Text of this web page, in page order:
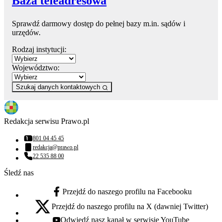
Sprawdź darmowy dostęp do pełnej bazy m.in. sądów i
urzędów.
Rodzaj instytucji:
Województwo:
Szukaj danych kontaktowych
Redakcja serwisu Prawo.pl
Numer telefonu:
801 04 45 45
Adres email:
redakcja@prawo.pl
Numer telefonu:
22 535 88 00
Śledź nas
facebook - otwiera się w nowej karcie
Przejdź do naszego profilu na Facebooku
x - otwiera się w nowej karcie
Przejdź do naszego profilu na X (dawniej Twitter)
Odwiedź nasz kanał w serwisie YouTube